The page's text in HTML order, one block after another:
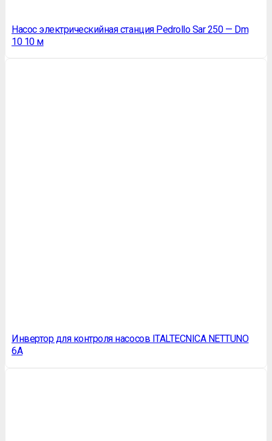
Насос электрическийная станция Pedrollo Sar 250 — Dm
10 10 м
Инвертор для контроля насосов ITALTECNICA NETTUNO
6A